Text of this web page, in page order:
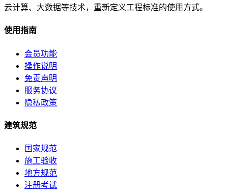
云计算、大数据等技术，重新定义工程标准的使用方式。
使用指南
会员功能
操作说明
免责声明
服务协议
隐私政策
建筑规范
国家规范
施工验收
地方规范
注册考试